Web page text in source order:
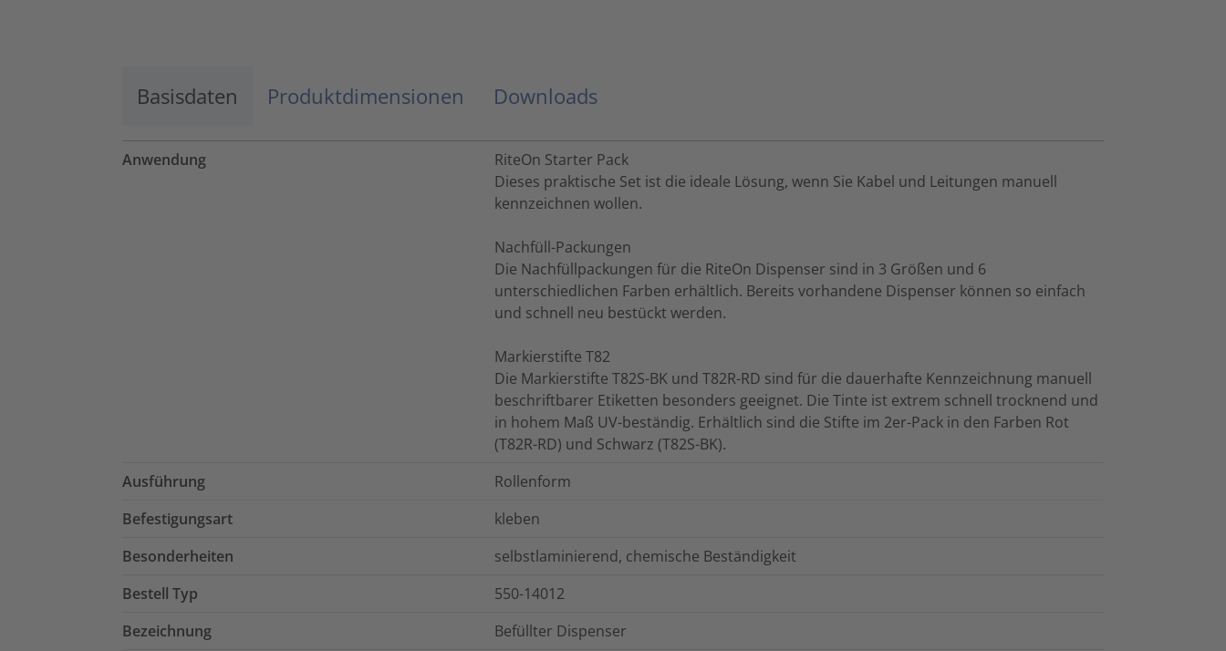
Akzeptieren
Basisdaten Produktdimensionen Downloads
Anwendung
RiteOn Starter Pack
Dieses praktische Set ist die ideale Lösung, wenn Sie Kabel und Leitungen manuell
kennzeichnen wollen.
Nachfüll-Packungen
Die Nachfüllpackungen für die RiteOn Dispenser sind in 3 Größen und 6
unterschiedlichen Farben erhältlich. Bereits vorhandene Dispenser können so einfach
und schnell neu bestückt werden.
Markierstifte T82
Die Markierstifte T82S-BK und T82R-RD sind für die dauerhafte Kennzeichnung manuell
beschriftbarer Etiketten besonders geeignet. Die Tinte ist extrem schnell trocknend und
in hohem Maß UV-beständig. Erhältlich sind die Stifte im 2er-Pack in den Farben Rot
(T82R-RD) und Schwarz (T82S-BK).
Ausführung
Rollenform
Befestigungsart
kleben
Besonderheiten
selbstlaminierend, chemische Beständigkeit
Bestell Typ
550-14012
Bezeichnung
Befüllter Dispenser